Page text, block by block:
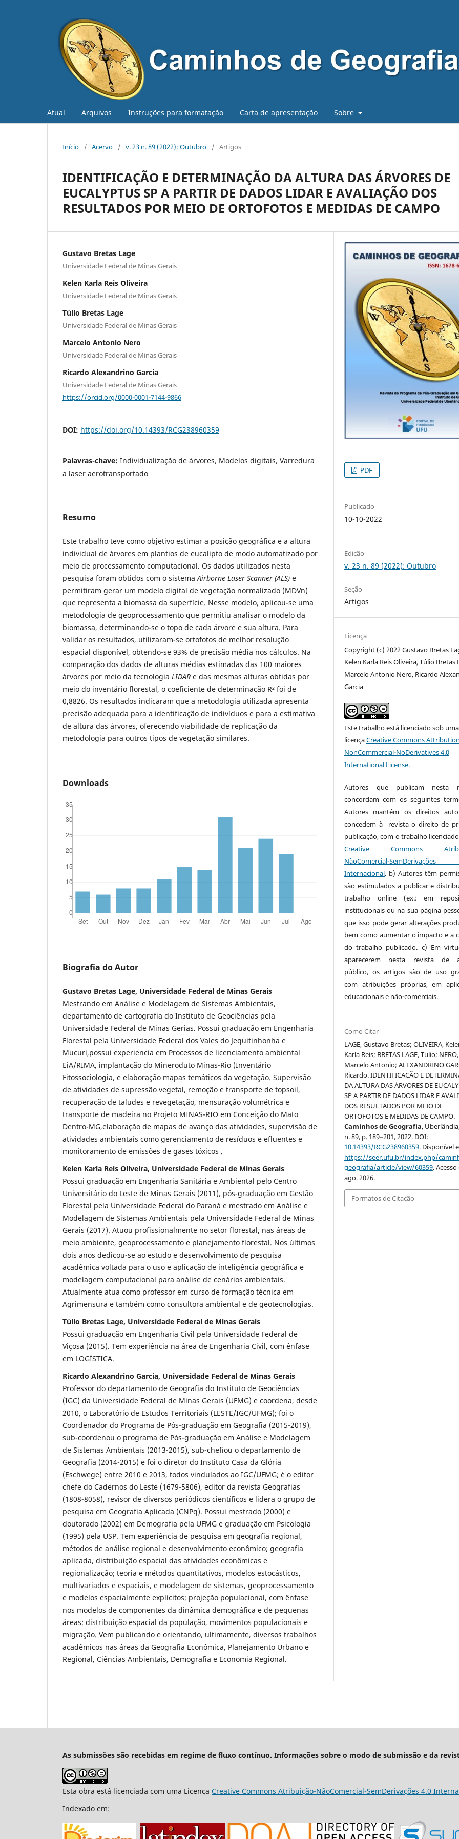
Atual Arquivos Instruções para formatação Carta de apresentação Sobre
Início / Acervo / v. 23 n. 89 (2022): Outubro / Artigos
IDENTIFICAÇÃO E DETERMINAÇÃO DA ALTURA DAS ÁRVORES DE
EUCALYPTUS SP A PARTIR DE DADOS LIDAR E AVALIAÇÃO DOS
RESULTADOS POR MEIO DE ORTOFOTOS E MEDIDAS DE CAMPO
Gustavo Bretas Lage
Universidade Federal de Minas Gerais
Kelen Karla Reis Oliveira
Universidade Federal de Minas Gerais
Túlio Bretas Lage
Universidade Federal de Minas Gerais
Marcelo Antonio Nero
Universidade Federal de Minas Gerais
Ricardo Alexandrino Garcia
Universidade Federal de Minas Gerais
https://orcid.org/0000-0001-7144-9866
DOI: https://doi.org/10.14393/RCG238960359
Palavras-chave: Individualização de árvores, Modelos digitais, Varredura
a laser aerotransportado
Resumo
Este trabalho teve como objetivo estimar a posição geográfica e a altura
individual de árvores em plantios de eucalipto de modo automatizado por
meio de processamento computacional. Os dados utilizados nesta
pesquisa foram obtidos com o sistemaAirborne Laser Scanner (ALS) e
permitiram gerar um modelo digital de vegetação normalizado (MDVn)
que representa a biomassa da superfície. Nesse modelo, aplicou-se uma
metodologia de geoprocessamento que permitiu analisar o modelo da
biomassa, determinando-se o topo de cada árvore e sua altura. Para
validar os resultados, utilizaram-se ortofotos de melhor resolução
espacial disponível, obtendo-se 93% de precisão média nos cálculos. Na
comparação dos dados de alturas médias estimadas das 100 maiores
árvores por meio da tecnologia LIDAR e das mesmas alturas obtidas por
meio do inventário florestal, o coeficiente de determinação R² foi de
0,8826. Os resultados indicaram que a metodologia utilizada apresenta
precisão adequada para a identificação de indivíduos e para a estimativa
de altura das árvores, oferecendo viabilidade de replicação da
metodologia para outros tipos de vegetação similares.
Downloads
Biografia do Autor
Gustavo Bretas Lage, Universidade Federal de Minas Gerais
Mestrando em Análise e Modelagem de Sistemas Ambientais,
departamento de cartografia do Instituto de Geociências pela
Universidade Federal de Minas Gerias. Possui graduação em Engenharia
Florestal pela Universidade Federal dos Vales do Jequitinhonha e
Mucuri,possui experiencia em Processos de licenciamento ambiental
EiA/RIMA, implantação do Mineroduto Minas-Rio (Inventário
Fitossociologia, e elaboração mapas temáticos da vegetação. Supervisão
de atividades de supressão vegetal, remoção e transporte de topsoil,
recuperação de taludes e revegetação, mensuração volumétrica e
transporte de madeira no Projeto MINAS-RIO em Conceição do Mato
Dentro-MG,elaboração de mapas de avanço das atividades, supervisão de
atividades ambientais como gerenciamento de resíduos e efluentes e
monitoramento de emissões de gases tóxicos .
Kelen Karla Reis Oliveira, Universidade Federal de Minas Gerais
Possui graduação em Engenharia Sanitária e Ambiental pelo Centro
Universitário do Leste de Minas Gerais (2011), pós-graduação em Gestão
Florestal pela Universidade Federal do Paraná e mestrado em Análise e
Modelagem de Sistemas Ambientais pela Universidade Federal de Minas
Gerais (2017). Atuou profissionalmente no setor florestal, nas áreas de
meio ambiente, geoprocessamento e planejamento florestal. Nos últimos
dois anos dedicou-se ao estudo e desenvolvimento de pesquisa
acadêmica voltada para o uso e aplicação de inteligência geográfica e
modelagem computacional para análise de cenários ambientais.
Atualmente atua como professor em curso de formação técnica em
Agrimensura e também como consultora ambiental e de geotecnologias.
Túlio Bretas Lage, Universidade Federal de Minas Gerais
Possui graduação em Engenharia Civil pela Universidade Federal de
Viçosa (2015). Tem experiência na área de Engenharia Civil, com ênfase
em LOGÍSTICA.
Ricardo Alexandrino Garcia, Universidade Federal de Minas Gerais
Professor do departamento de Geografia do Instituto de Geociências
(IGC) da Universidade Federal de Minas Gerais (UFMG) e coordena, desde
2010, o Laboratório de Estudos Territoriais (LESTE/IGC/UFMG); foi o
Coordenador do Programa de Pós-graduação em Geografia (2015-2019),
sub-coordenou o programa de Pós-graduação em Análise e Modelagem
de Sistemas Ambientais (2013-2015), sub-chefiou o departamento de
Geografia (2014-2015) e foi o diretor do Instituto Casa da Glória
(Eschwege) entre 2010 e 2013, todos vindulados ao IGC/UFMG; é o editor
chefe do Cadernos do Leste (1679-5806), editor da revista Geografias
(1808-8058), revisor de diversos periódicos científicos e lidera o grupo de
pesquisa em Geografia Aplicada (CNPq). Possui mestrado (2000) e
doutorado (2002) em Demografia pela UFMG e graduação em Psicologia
(1995) pela USP. Tem experiência de pesquisa em geografia regional,
métodos de análise regional e desenvolvimento econômico; geografia
aplicada, distribuição espacial das atividades econômicas e
regionalização; teoria e métodos quantitativos, modelos estocásticos,
multivariados e espaciais, e modelagem de sistemas, geoprocessamento
e modelos espacialmente explícitos; projeção populacional, com ênfase
nos modelos de componentes da dinâmica demográfica e de pequenas
áreas; distribuição espacial da população, movimentos populacionais e
migração. Vem publicando e orientando, ultimamente, diversos trabalhos
acadêmicos nas áreas da Geografia Econômica, Planejamento Urbano e
Regional, Ciências Ambientais, Demografia e Economia Regional.
PDF
Publicado
10-10-2022
Edição
v. 23 n. 89 (2022): Outubro
Seção
Artigos
Licença
Copyright (c) 2022 Gustavo Bretas
Kelen Karla Reis Oliveira, Túlio Bretas
Marcelo Antonio Nero, Ricardo
Garcia
Este trabalho está licenciado sob uma
licençaCreative Commons
NonCommercial-NoDerivatives 4.0
International License.
Autores que publicam nesta
concordam com os seguintes
Autores mantém os direitos
concedem à revista o direito de
publicação, com o trabalho
Creative Commons
NãoComercial-
Internacional. b) Autores têm
são estimulados a publicar e
trabalho online (ex.: em
institucionais ou na sua página
que isso pode gerar alterações
bem como aumentar o impacto e a
do trabalho publicado. c) Em
aparecerem nesta revista de
público, os artigos são de uso
com atribuições próprias, em
educacionais e não-comerciais.
Como Citar
LAGE, Gustavo Bretas; OLIVEIRA,
Karla Reis; BRETAS LAGE, Tulio; NERO,
Marcelo Antonio; ALEXANDRINO
Ricardo. IDENTIFICAÇÃO E
DA ALTURA DAS ÁRVORES DE
SP A PARTIR DE DADOS LIDAR E
DOS RESULTADOS POR MEIO DE
ORTOFOTOS E MEDIDAS DE CAMPO.
Caminhos de Geografia,
n. 89, p. 189–201, 2022. DOI:
10.14393/RCG238960359. Disponível
https://seer.ufu.br/index.php/
geografia/article/view/60359.
ago. 2026.
Formatos de Citação
As submissões são recebidas em regime de fluxo contínuo. Informações sobre o modo de submissão e da
Esta obra está licenciada com uma Licença Creative Commons Atribuição-NãoComercial-SemDerivações 4.0
Indexado em: